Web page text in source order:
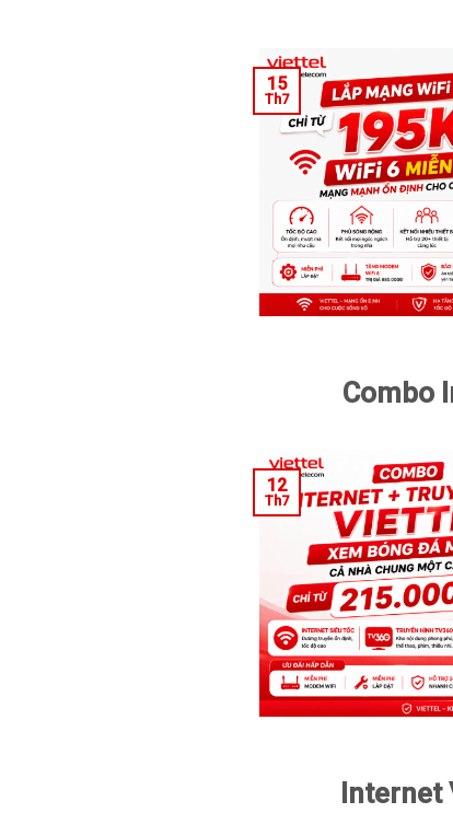
15
Th7
Combo
12
Th7
Internet